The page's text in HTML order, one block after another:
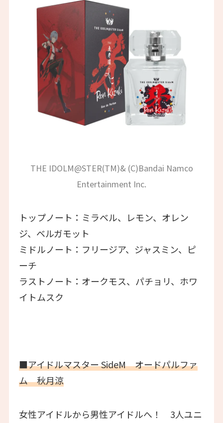
THE IDOLM@STER(TM)& (C)Bandai Namco
Entertainment Inc.
トップノート：ミラベル、レモン、オレン
ジ、ベルガモット
ミドルノート：フリージア、ジャスミン、ピ
ーチ
ラストノート：オークモス、パチョリ、ホワ
イトムスク
■アイドルマスター SideM オードパルファ
ム 秋月涼
女性アイドルから男性アイドルへ！ 3人ユニ